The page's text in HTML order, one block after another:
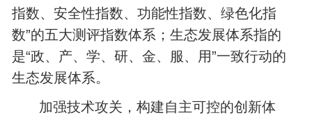
指数、安全性指数、功能性指数、绿色化指
数”的五大测评指数体系；生态发展体系指的
是“政、产、学、研、金、服、用”一致行动的
生态发展体系。
加强技术攻关，构建自主可控的创新体